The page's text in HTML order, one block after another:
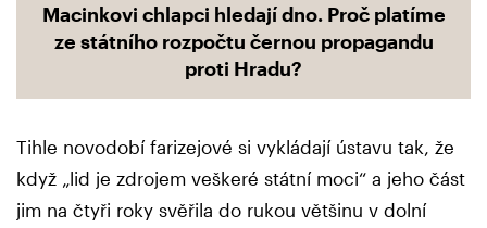
Macinkovi chlapci hledají dno. Proč platíme
ze státního rozpočtu černou propagandu
proti Hradu?
Tihle novodobí farizejové si vykládají ústavu tak, že
když „lid je zdrojem veškeré státní moci“ a jeho část
jim na čtyři roky svěřila do rukou většinu v dolní